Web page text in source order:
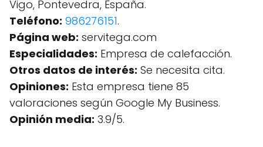
Vigo, Pontevedra, España.
Teléfono: 986276151.
Página web: servitega.com
Especialidades: Empresa de calefacción.
Otros datos de interés: Se necesita cita.
Opiniones: Esta empresa tiene 85
valoraciones según Google My Business.
Opinión media: 3.9/5.